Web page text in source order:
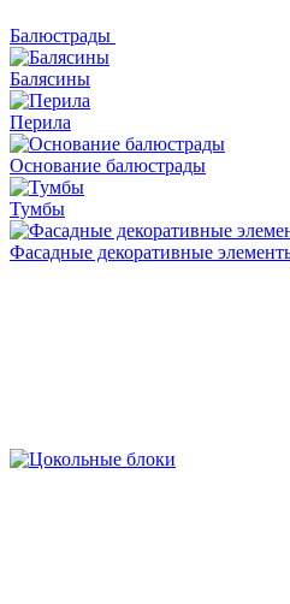
Балюстрады
Балясины
Перила
Основание балюстрады
Тумбы
Фасадные декоративные